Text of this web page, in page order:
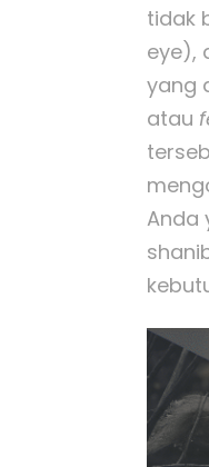
tidak
eye),
yang
atau
Anda